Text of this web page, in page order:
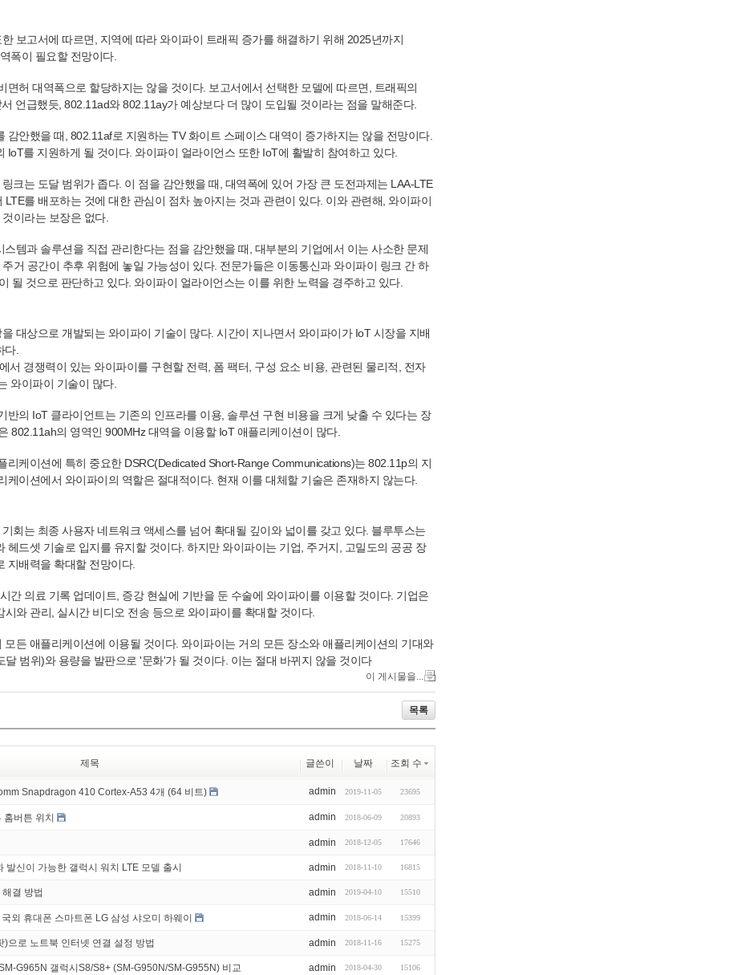
보고서에 따르면, 지역에 따라 와이파이 트래픽 증가를 해결하기 위해 2025년까지
폭이 필요할 전망이다.
면허 대역폭으로 할당하지는 않을 것이다. 보고서에서 선택한 모델에 따르면, 트래픽의
언급했듯, 802.11ad와 802.11ay가 예상보다 더 많이 도입될 것이라는 점을 말해준다.
감안했을 때, 802.11af로 지원하는 TV 화이트 스페이스 대역이 증가하지는 않을 전망이다.
IoT를 지원하게 될 것이다. 와이파이 얼라이언스 또한 IoT에 활발히 참여하고 있다.
크는 도달 범위가 좁다. 이 점을 감안했을 때, 대역폭에 있어 가장 큰 도전과제는 LAA-LTE
LTE를 배포하는 것에 대한 관심이 점차 높아지는 것과 관련이 있다. 이와 관련해, 와이파이
이라는 보장은 없다.
템과 솔루션을 직접 관리한다는 점을 감안했을 때, 대부분의 기업에서 이는 사소한 문제
거 공간이 추후 위험에 놓일 가능성이 있다. 전문가들은 이동통신과 와이파이 링크 간 하
될 것으로 판단하고 있다. 와이파이 얼라이언스는 이를 위한 노력을 경주하고 있다.
대상으로 개발되는 와이파이 기술이 많다. 시간이 지나면서 와이파이가 IoT 시장을 지배
다.
서 경쟁력이 있는 와이파이를 구현할 전력, 폼 팩터, 구성 요소 비용, 관련된 물리적, 전자
와이파이 기술이 많다.
반의 IoT 클라이언트는 기존의 인프라를 이용, 솔루션 구현 비용을 크게 낮출 수 있다는 장
802.11ah의 영역인 900MHz 대역을 이용할 IoT 애플리케이션이 많다.
리케이션에 특히 중요한 DSRC(Dedicated Short-Range Communications)는 802.11p의 지
케이션에서 와이파이의 역할은 절대적이다. 현재 이를 대체할 기술은 존재하지 않는다.
회는 최종 사용자 네트워크 액세스를 넘어 확대될 깊이와 넓이를 갖고 있다. 블루투스는
헤드셋 기술로 입지를 유지할 것이다. 하지만 와이파이는 기업, 주거지, 고밀도의 공공 장
지배력을 확대할 전망이다.
간 의료 기록 업데이트, 증강 현실에 기반을 둔 수술에 와이파이를 이용할 것이다. 기업은
와 관리, 실시간 비디오 전송 등으로 와이파이를 확대할 것이다.
든 애플리케이션에 이용될 것이다. 와이파이는 거의 모든 장소와 애플리케이션의 기대와
달 범위)와 용량을 발판으로 '문화'가 될 것이다. 이는 절대 바뀌지 않을 것이다
이 게시물을...
목록
제목 글쓴이 날짜 조회 수
Snapdragon 410 Cortex-A53 4개 (64 비트) admin 2019-11-05 23695
홈버튼 위치 admin 2018-06-09 20893
admin 2018-12-05 17646
발신이 가능한 갤럭시 워치 LTE 모델 출시 admin 2018-11-10 16815
결 방법 admin 2019-04-10 15510
외 휴대폰 스마트폰 LG 삼성 샤오미 하웨이 admin 2018-06-14 15399
으로 노트북 인터넷 연결 설정 방법 admin 2018-11-16 15275
G965N 갤럭시S8/S8+ (SM-G950N/SM-G955N) 비교 admin 2018-04-30 15106